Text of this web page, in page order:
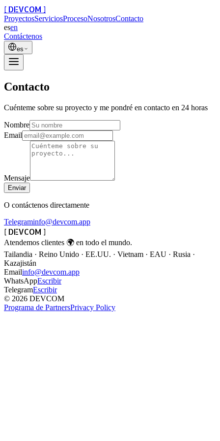
[ DEVCOM ]
ProyectosServiciosProcesoNosotrosContacto
esen
Contáctenos
es
Contacto
Cuénteme sobre su proyecto y me pondré en contacto en 24 horas
Nombre
Email
Mensaje
Enviar
O contáctenos directamente
Telegraminfo@devcom.app
[ DEVCOM ]
Atendemos clientes 🌍 en todo el mundo.
Tailandia · Reino Unido · EE.UU. · Vietnam · EAU · Rusia ·
Kazajistán
Emailinfo@devcom.app
WhatsAppEscribir
TelegramEscribir
© 2026 DEVCOM
Programa de PartnersPrivacy Policy